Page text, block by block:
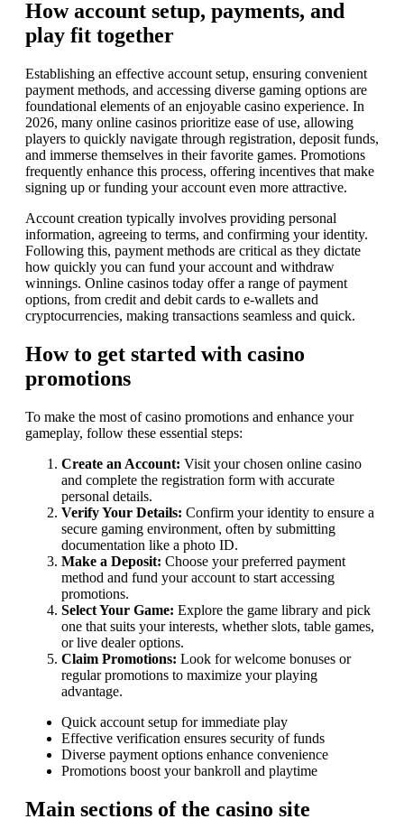
How account setup, payments, and
play fit together
Establishing an effective account setup, ensuring convenient
payment methods, and accessing diverse gaming options are
foundational elements of an enjoyable casino experience. In
2026, many online casinos prioritize ease of use, allowing
players to quickly navigate through registration, deposit funds,
and immerse themselves in their favorite games. Promotions
frequently enhance this process, offering incentives that make
signing up or funding your account even more attractive.
Account creation typically involves providing personal
information, agreeing to terms, and confirming your identity.
Following this, payment methods are critical as they dictate
how quickly you can fund your account and withdraw
winnings. Online casinos today offer a range of payment
options, from credit and debit cards to e-wallets and
cryptocurrencies, making transactions seamless and quick.
How to get started with casino
promotions
To make the most of casino promotions and enhance your
gameplay, follow these essential steps:
Create an Account: Visit your chosen online casino
and complete the registration form with accurate
personal details.
Verify Your Details: Confirm your identity to ensure a
secure gaming environment, often by submitting
documentation like a photo ID.
Make a Deposit: Choose your preferred payment
method and fund your account to start accessing
promotions.
Select Your Game: Explore the game library and pick
one that suits your interests, whether slots, table games,
or live dealer options.
Claim Promotions: Look for welcome bonuses or
regular promotions to maximize your playing
advantage.
Quick account setup for immediate play
Effective verification ensures security of funds
Diverse payment options enhance convenience
Promotions boost your bankroll and playtime
Main sections of the casino site